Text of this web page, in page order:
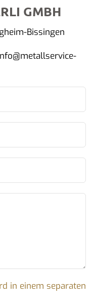
GMBH
Bissingen
in einem separaten